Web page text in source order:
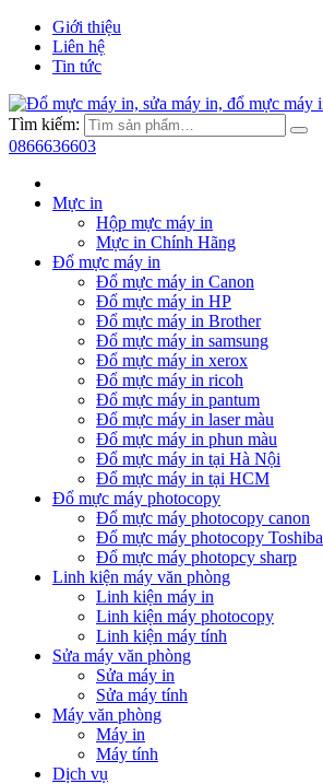
Giới thiệu
Liên hệ
Tin tức
Tìm kiếm:
0866636603
Mực in
Hộp mực máy in
Mực in Chính Hãng
Đổ mực máy in
Đổ mực máy in Canon
Đổ mực máy in HP
Đổ mực máy in Brother
Đổ mực máy in samsung
Đổ mực máy in xerox
Đổ mực máy in ricoh
Đổ mực máy in pantum
Đổ mực máy in laser màu
Đổ mực máy in phun màu
Đổ mực máy in tại Hà Nội
Đổ mực máy in tại HCM
Đổ mực máy photocopy
Đổ mực máy photocopy canon
Đổ mực máy photocopy Toshiba
Đổ mực máy photopcy sharp
Linh kiện máy văn phòng
Linh kiện máy in
Linh kiện máy photocopy
Linh kiện máy tính
Sửa máy văn phòng
Sửa máy in
Sửa máy tính
Máy văn phòng
Máy in
Máy tính
Dịch vụ